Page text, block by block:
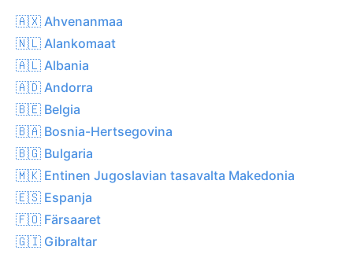
🇦🇽 Ahvenanmaa
🇳🇱 Alankomaat
🇦🇱 Albania
🇦🇩 Andorra
🇧🇪 Belgia
🇧🇦 Bosnia-Hertsegovina
🇧🇬 Bulgaria
🇲🇰 Entinen Jugoslavian tasavalta Makedonia
🇪🇸 Espanja
🇫🇴 Färsaaret
🇬🇮 Gibraltar